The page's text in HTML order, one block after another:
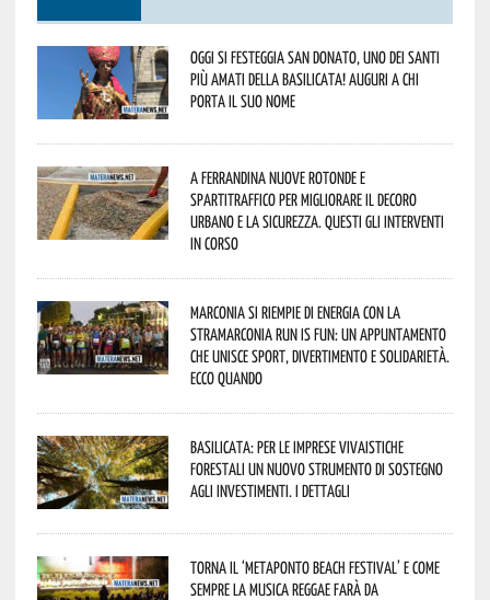
Oggi si festeggia San Donato, uno dei Santi
più amati della Basilicata! Auguri a chi
porta il suo nome
A Ferrandina nuove rotonde e
spartitraffico per migliorare il decoro
urbano e la sicurezza. Questi gli interventi
in corso
Marconia si riempie di energia con la
StraMarconia Run is Fun: un appuntamento
che unisce sport, divertimento e solidarietà.
Ecco quando
Basilicata: per le imprese vivaistiche
forestali un nuovo strumento di sostegno
agli investimenti. I dettagli
Torna il ‘Metaponto beach festival’ e come
sempre la musica reggae farà da